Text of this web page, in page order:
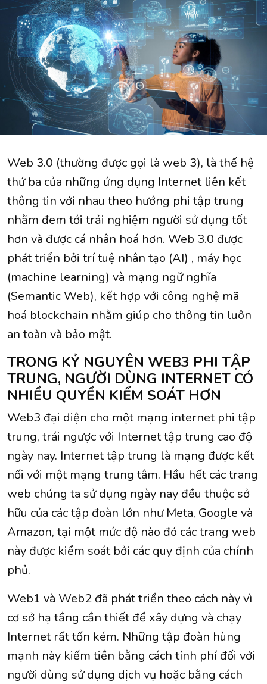
Web 3.0 (thường được gọi là web 3), là thế hệ
thứ ba của những ứng dụng Internet liên kết
thông tin với nhau theo hướng phi tập trung
nhằm đem tới trải nghiệm người sử dụng tốt
hơn và được cá nhân hoá hơn. Web 3.0 được
phát triển bởi trí tuệ nhân tạo (AI) , máy học
(machine learning) và mạng ngữ nghĩa
(Semantic Web), kết hợp với công nghệ mã
hoá blockchain nhằm giúp cho thông tin luôn
an toàn và bảo mật.
TRONG KỶ NGUYÊN WEB3 PHI TẬP
TRUNG, NGƯỜI DÙNG INTERNET CÓ
NHIỀU QUYỀN KIỂM SOÁT HƠN
Web3 đại diện cho một mạng internet phi tập
trung, trái ngược với Internet tập trung cao độ
ngày nay. Internet tập trung là mạng được kết
nối với một mạng trung tâm. Hầu hết các trang
web chúng ta sử dụng ngày nay đều thuộc sở
hữu của các tập đoàn lớn như Meta, Google và
Amazon, tại một mức độ nào đó các trang web
này được kiểm soát bởi các quy định của chính
phủ.
Web1 và Web2 đã phát triển theo cách này vì
cơ sở hạ tầng cần thiết để xây dựng và chạy
Internet rất tốn kém. Những tập đoàn hùng
mạnh này kiếm tiền bằng cách tính phí đối với
người dùng sử dụng dịch vụ hoặc bằng cách